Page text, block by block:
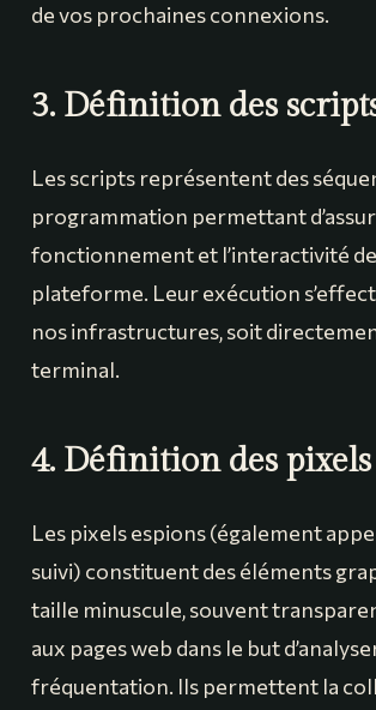
de vos prochaines connexions.
3. Définition des
Les scripts représentent des
programmation permettant
fonctionnement et l’interactivité
plateforme. Leur exécution
nos infrastructures, soit
terminal.
4. Définition des
Les pixels espions (également
suivi) constituent des éléments
taille minuscule, souvent
aux pages web dans le but
fréquentation. Ils permettent la